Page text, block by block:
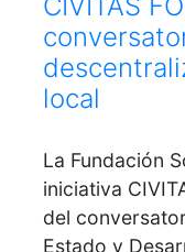
local
La Fundación
iniciativa
del
Estado y